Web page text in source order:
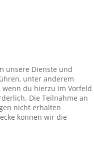
unsere Dienste und
unter anderem
du hierzu im Vorfeld
Die Teilnahme an
nicht erhalten
können wir die